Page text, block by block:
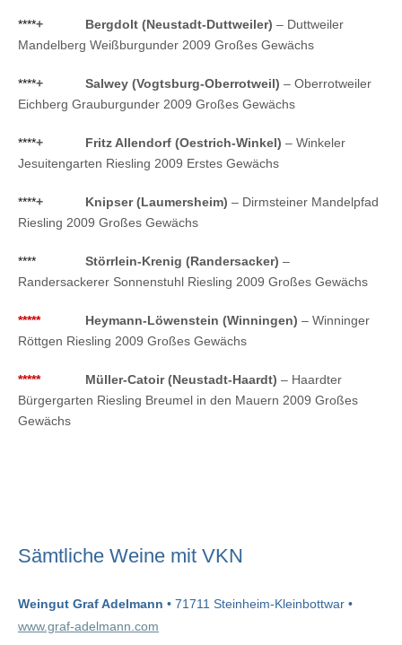
****+ Bergdolt (Neustadt-Duttweiler) – Duttweiler
Mandelberg Weißburgunder 2009 Großes Gewächs
****+ Salwey (Vogtsburg-Oberrotweil) – Oberrotweiler
Eichberg Grauburgunder 2009 Großes Gewächs
****+ Fritz Allendorf (Oestrich-Winkel) – Winkeler
Jesuitengarten Riesling 2009 Erstes Gewächs
****+ Knipser (Laumersheim) – Dirmsteiner Mandelpfad
Riesling 2009 Großes Gewächs
**** Störrlein-Krenig (Randersacker) –
Randersackerer Sonnenstuhl Riesling 2009 Großes Gewächs
***** Heymann-Löwenstein (Winningen) – Winninger
Röttgen Riesling 2009 Großes Gewächs
***** Müller-Catoir (Neustadt-Haardt) – Haardter
Bürgergarten Riesling Breumel in den Mauern 2009 Großes
Gewächs
Sämtliche Weine mit VKN
Weingut Graf Adelmann • 71711 Steinheim-Kleinbottwar •
www.graf-adelmann.com